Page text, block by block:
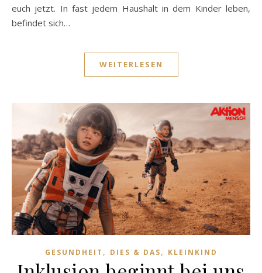
euch jetzt. In fast jedem Haushalt in dem Kinder leben,
befindet sich…
WEITERLESEN
GESUNDHEIT , DIES & DAS, KLEINKIND